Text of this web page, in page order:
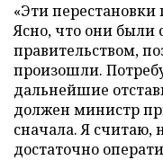
«Эти перестановки
Ясно, что они были
правительством,
произошли.
дальнейшие
должен министр
сначала. Я считаю,
достаточно